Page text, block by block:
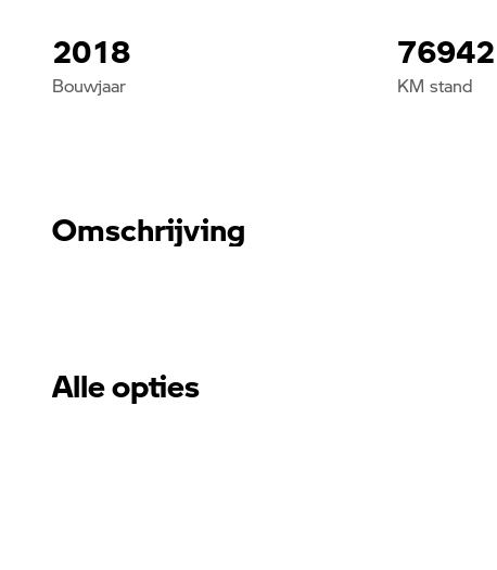
2018
Bouwjaar
76942
KM stand
Omschrijving
Alle opties